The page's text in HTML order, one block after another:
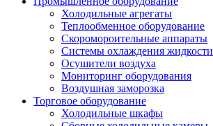
Холодильные агрегаты
Теплообменное оборудование
Скоромороительные аппараты
Системы охлаждения жидкости
Осушители воздуха
Мониторинг оборудования
Воздушная заморозка
Торговое оборудование
Холодильные шкафы